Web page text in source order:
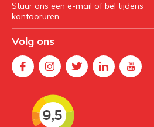
Stuur ons een e-mail of bel tijdens
kantooruren.
Volg ons